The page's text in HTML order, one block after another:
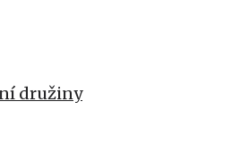
družiny